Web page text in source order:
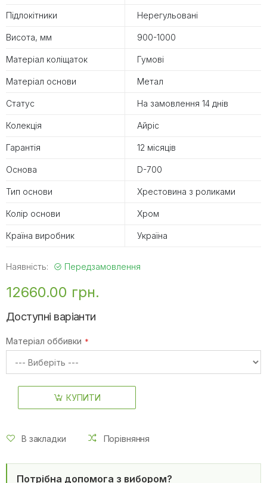
Підлокітники Нерегульовані
Висота, мм 900-1000
Матеріал коліщаток Гумові
Матеріал основи Метал
Статус На замовлення 14 днів
Колекція Айріс
Гарантія 12 місяців
Основа D-700
Тип основи Хрестовина з роликами
Колір основи Хром
Країна виробник Україна
Наявність: Передзамовлення
12660.00 грн.
Доступні варіанти
Матеріал оббивки
КУПИТИ
В закладки Порівняння
Потрібна допомога з вибором?